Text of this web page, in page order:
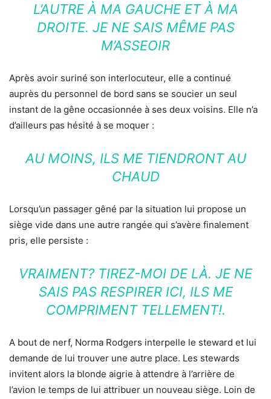
L’AUTRE À MA GAUCHE ET À MA
DROITE. JE NE SAIS MÊME PAS
M’ASSEOIR
Après avoir suriné son interlocuteur, elle a continué
auprès du personnel de bord sans se soucier un seul
instant de la gêne occasionnée à ses deux voisins. Elle n’a
d’ailleurs pas hésité à se moquer :
AU MOINS, ILS ME TIENDRONT AU
CHAUD
Lorsqu’un passager gêné par la situation lui propose un
siège vide dans une autre rangée qui s’avère finalement
pris, elle persiste :
VRAIMENT? TIREZ-MOI DE LÀ. JE NE
SAIS PAS RESPIRER ICI, ILS ME
COMPRIMENT TELLEMENT!.
A bout de nerf, Norma Rodgers interpelle le steward et lui
demande de lui trouver une autre place. Les stewards
invitent alors la blonde aigrie à attendre à l’arrière de
l’avion le temps de lui attribuer un nouveau siège. Loin de